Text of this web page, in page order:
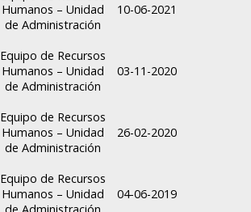
Humanos – Unidad
de Administración
10-06-2021
Equipo de Recursos
Humanos – Unidad
de Administración
03-11-2020
Equipo de Recursos
Humanos – Unidad
de Administración
26-02-2020
Equipo de Recursos
Humanos – Unidad
04-06-2019